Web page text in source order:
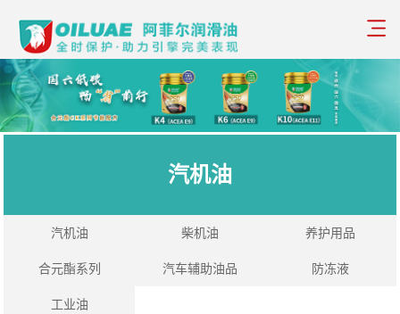
汽机油
汽机油 柴机油 养护用品
合元酯系列 汽车辅助油品 防冻液
工业油